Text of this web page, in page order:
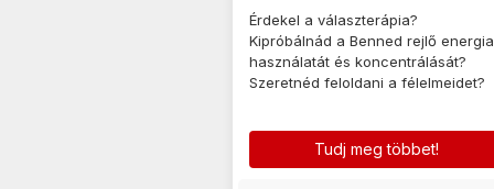
Érdekel a választerápia?
Kipróbálnád a Benned rejlő energia
használatát és koncentrálását?
Szeretnéd feloldani a félelmeidet?
Tudj meg többet!